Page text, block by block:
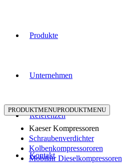
Produkte
Unternehmen
Referenzen
Kontakt
PRODUKTMENUPRODUKTMENU
Kaeser Kompressoren
Schraubenverdichter
Kolbenkompressororen
Mobilair Dieselkompressoren